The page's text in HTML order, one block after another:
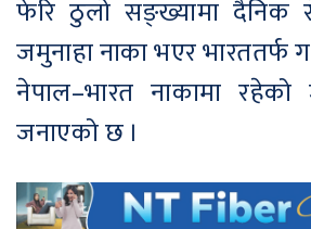
फेरि ठुलो सङ्ख्यामा दैनिक
जमुनाहा नाका भएर भारततर्फ
नेपाल–भारत नाकामा रहेको
जनाएको छ ।